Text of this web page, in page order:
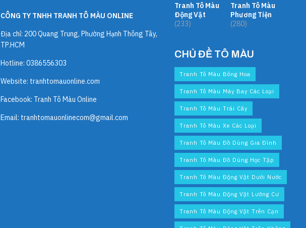
CÔNG TY TNHH TRANH TÔ MÀU ONLINE
Địa chỉ: 200 Quang Trung, Phường Hạnh Thông Tây,
TP.HCM
Hotline: 0386556303
Website: tranhtomauonline.com
Facebook: Tranh Tô Màu Online
Email: tranhtomauonlinecom@gmail.com
Tranh Tô Màu
Động Vật
(233)
Tranh Tô Màu
Phương Tiện
(280)
CHỦ ĐỀ TÔ MÀU
Tranh Tô Màu Bông Hoa
Tranh Tô Màu Máy Bay Các Loại
Tranh Tô Màu Trái Cây
Tranh Tô Màu Xe Các Loại
Tranh Tô Màu Đồ Dùng Gia Đình
Tranh Tô Màu Đồ Dùng Học Tập
Tranh Tô Màu Động Vật Dưới Nước
Tranh Tô Màu Động Vật Lưỡng Cư
Tranh Tô Màu Động Vật Trên Cạn